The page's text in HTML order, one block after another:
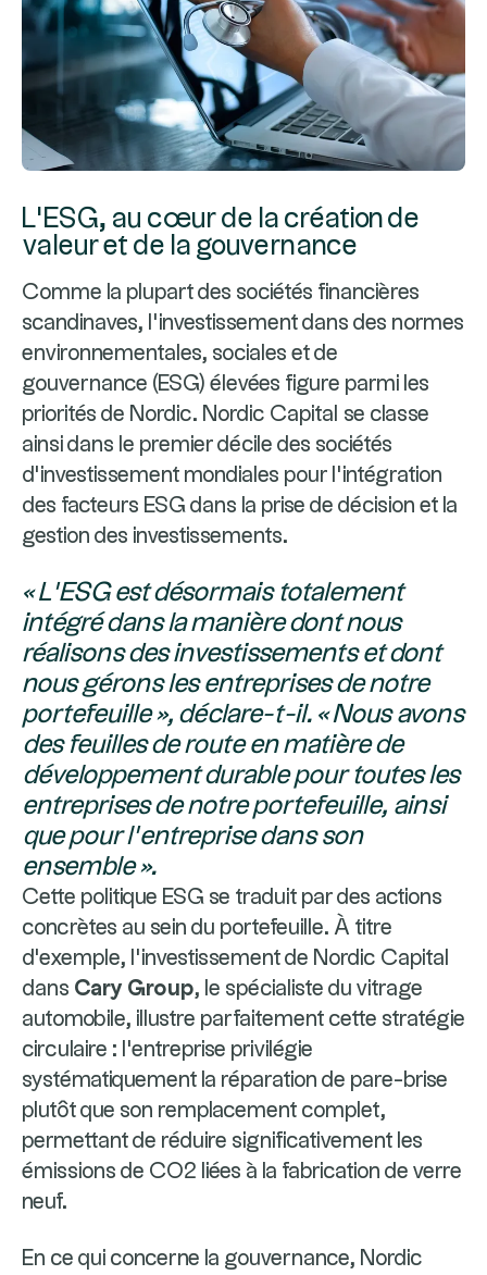
L’ESG, au cœur de la création de
valeur et de la gouvernance
Comme la plupart des sociétés financières
scandinaves, l’investissement dans des normes
environnementales, sociales et de
gouvernance (ESG) élevées figure parmi les
priorités de Nordic. Nordic Capital se classe
ainsi dans le premier décile des sociétés
d’investissement mondiales pour l’intégration
des facteurs ESG dans la prise de décision et la
gestion des investissements.
« L’ESG est désormais totalement
intégré dans la manière dont nous
réalisons des investissements et dont
nous gérons les entreprises de notre
portefeuille », déclare-t-il. « Nous avons
des feuilles de route en matière de
développement durable pour toutes les
entreprises de notre portefeuille, ainsi
que pour l’entreprise dans son
ensemble ».
Cette politique ESG se traduit par des actions
concrètes au sein du portefeuille. À titre
d'exemple, l'investissement de Nordic Capital
dans Cary Group, le spécialiste du vitrage
automobile, illustre parfaitement cette stratégie
circulaire : l'entreprise privilégie
systématiquement la réparation de pare-brise
plutôt que son remplacement complet,
permettant de réduire significativement les
émissions de CO2 liées à la fabrication de verre
neuf.
En ce qui concerne la gouvernance, Nordic